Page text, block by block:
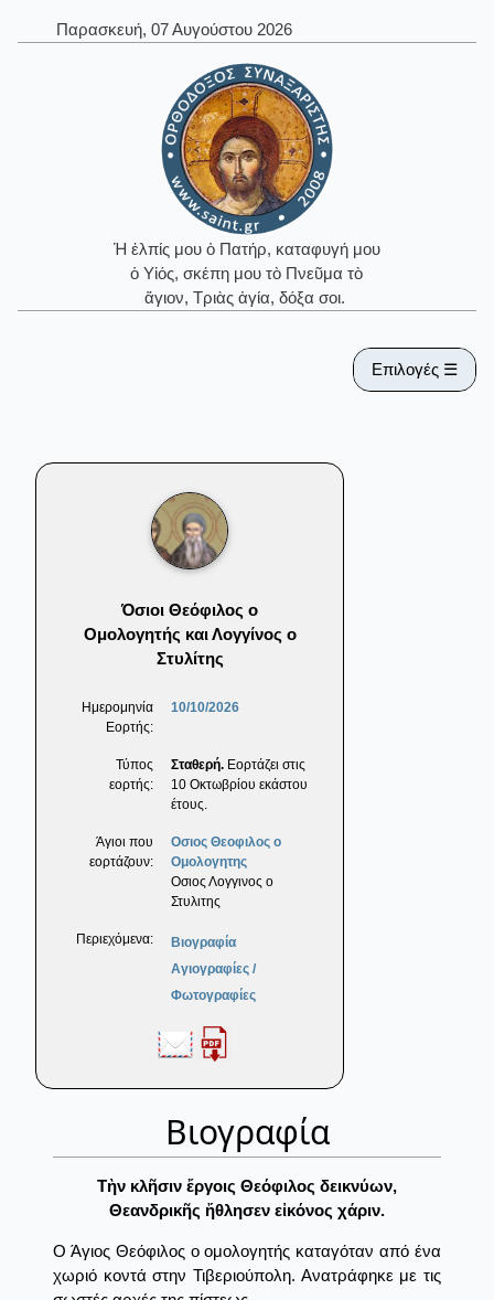
Παρασκευή, 07 Αυγούστου 2026
Ἡ ἐλπίς μου ὁ Πατήρ, καταφυγή μου
ὁ Υἱός, σκέπη μου τὸ Πνεῦμα τὸ
ἅγιον, Τριὰς ἁγία, δόξα σοι.
Επιλογές ☰
Όσιοι Θεόφιλος ο
Ομολογητής και Λογγίνος ο
Στυλίτης
Ημερομηνία
Εορτής:
10/10/2026
Τύπος
εορτής:
Σταθερή. Εορτάζει στις
10 Οκτωβρίου εκάστου
έτους.
Άγιοι που
εορτάζουν:
Οσιος Θεοφιλος ο
Ομολογητης
Οσιος Λογγινος ο
Στυλιτης
Περιεχόμενα:
Βιογραφία
Αγιογραφίες /
Φωτογραφίες
Βιογραφία
Τὴν κλῆσιν ἔργοις Θεόφιλος δεικνύων,
Θεανδρικῆς ἤθλησεν εἰκόνος χάριν.
Ο Άγιος Θεόφιλος ο ομολογητής καταγόταν από ένα
χωριό κοντά στην Τιβεριούπολη. Ανατράφηκε με τις